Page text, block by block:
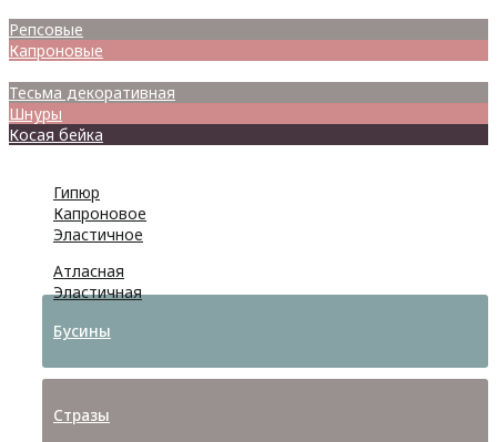
Репсовые
Капроновые
Тесьма декоративная
Шнуры
Косая бейка
Гипюр
Капроновое
Эластичное
Атласная
Эластичная
Бусины
Стразы